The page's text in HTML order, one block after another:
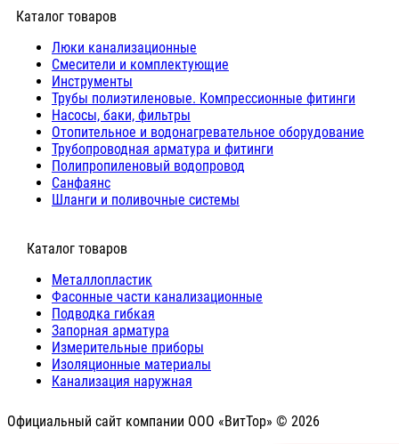
Каталог товаров
Люки канализационные
Cмесители и комплектующие
Инструменты
Трубы полиэтиленовые. Компрессионные фитинги
Насосы, баки, фильтры
Отопительное и водонагревательное оборудование
Трубопроводная арматура и фитинги
Полипропиленовый водопровод
Санфаянс
Шланги и поливочные системы
⠀Каталог товаров
Металлопластик
Фасонные части канализационные
Подводка гибкая
Запорная арматура
Измерительные приборы
Изоляционные материалы
Канализация наружная
Официальный сайт компании ООО «ВитТор» © 2026